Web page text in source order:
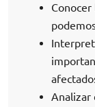
Analizar